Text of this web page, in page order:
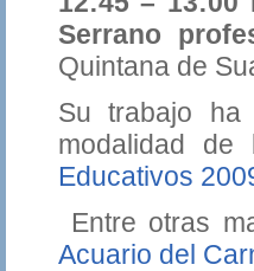
Serrano
Quintana de
Su trabajo
modalidad
Educativos
Entre otras
Acuario del